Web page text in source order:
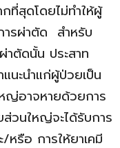
ที่สุดโดยไม่ทำให้ผู้
ารผ่าตัด สำหรับ
าตัดนั้น ประสาท
นะนำแก่ผู้ป่วยเป็น
หญ่อาจหายด้วยการ
วนใหญ่จะได้รับการ
หรือ การให้ยาเคมี